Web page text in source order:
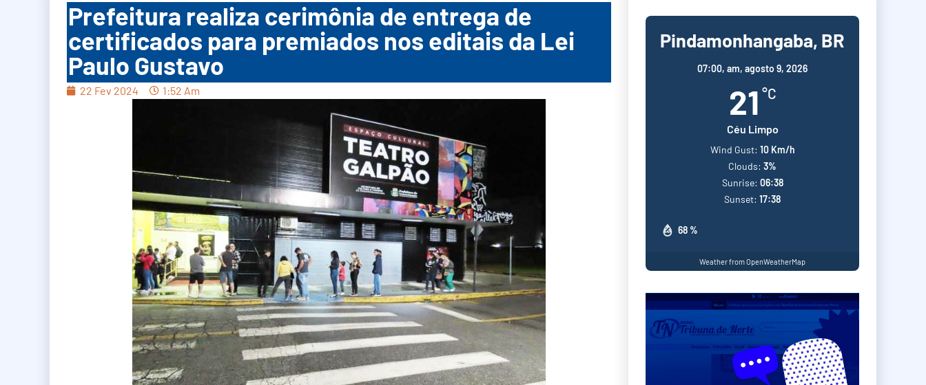
Prefeitura realiza cerimônia de entrega de
certificados para premiados nos editais da Lei
Paulo Gustavo
22 Fev 2024 1:52 Am
Pindamonhangaba, BR
07:00, am, agosto 9, 2026
21 °C
Céu Limpo
68 %
Wind Gust: 10 Km/h
Clouds: 3%
Sunrise: 06:38
Sunset: 17:38
Weather from OpenWeatherMap